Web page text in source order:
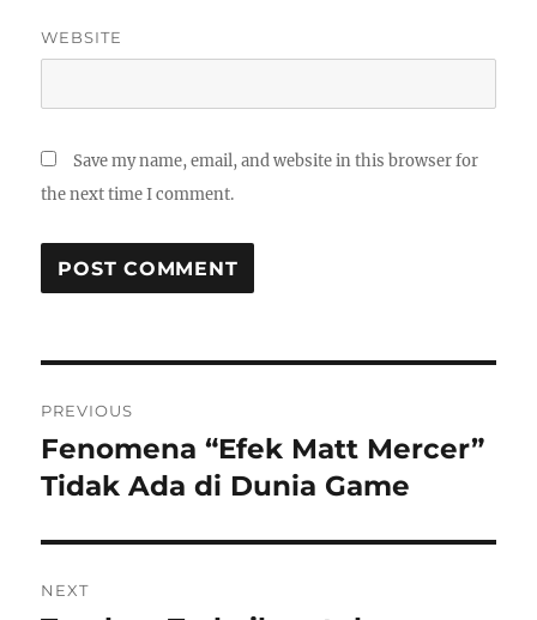
WEBSITE
Save my name, email, and website in this browser for
the next time I comment.
navigation
PREVIOUS
Previous
post:
Fenomena “Efek Matt Mercer”
Tidak Ada di Dunia Game
NEXT